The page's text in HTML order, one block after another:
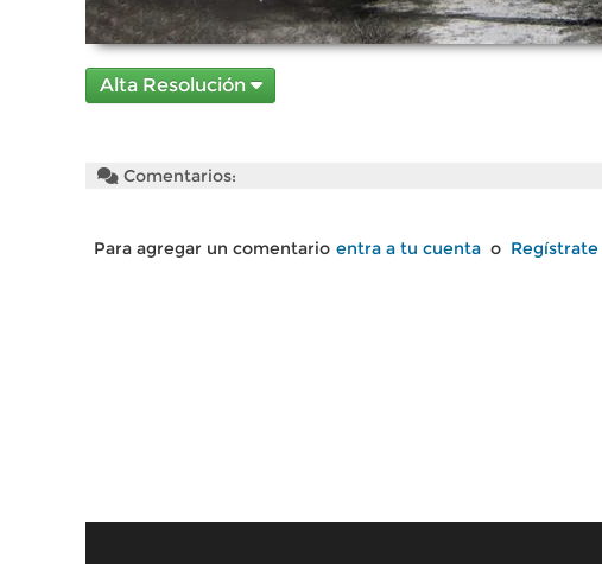
Alta Resolución
Comentarios:
Para agregar un comentario entra a tu cuenta o Regístrate